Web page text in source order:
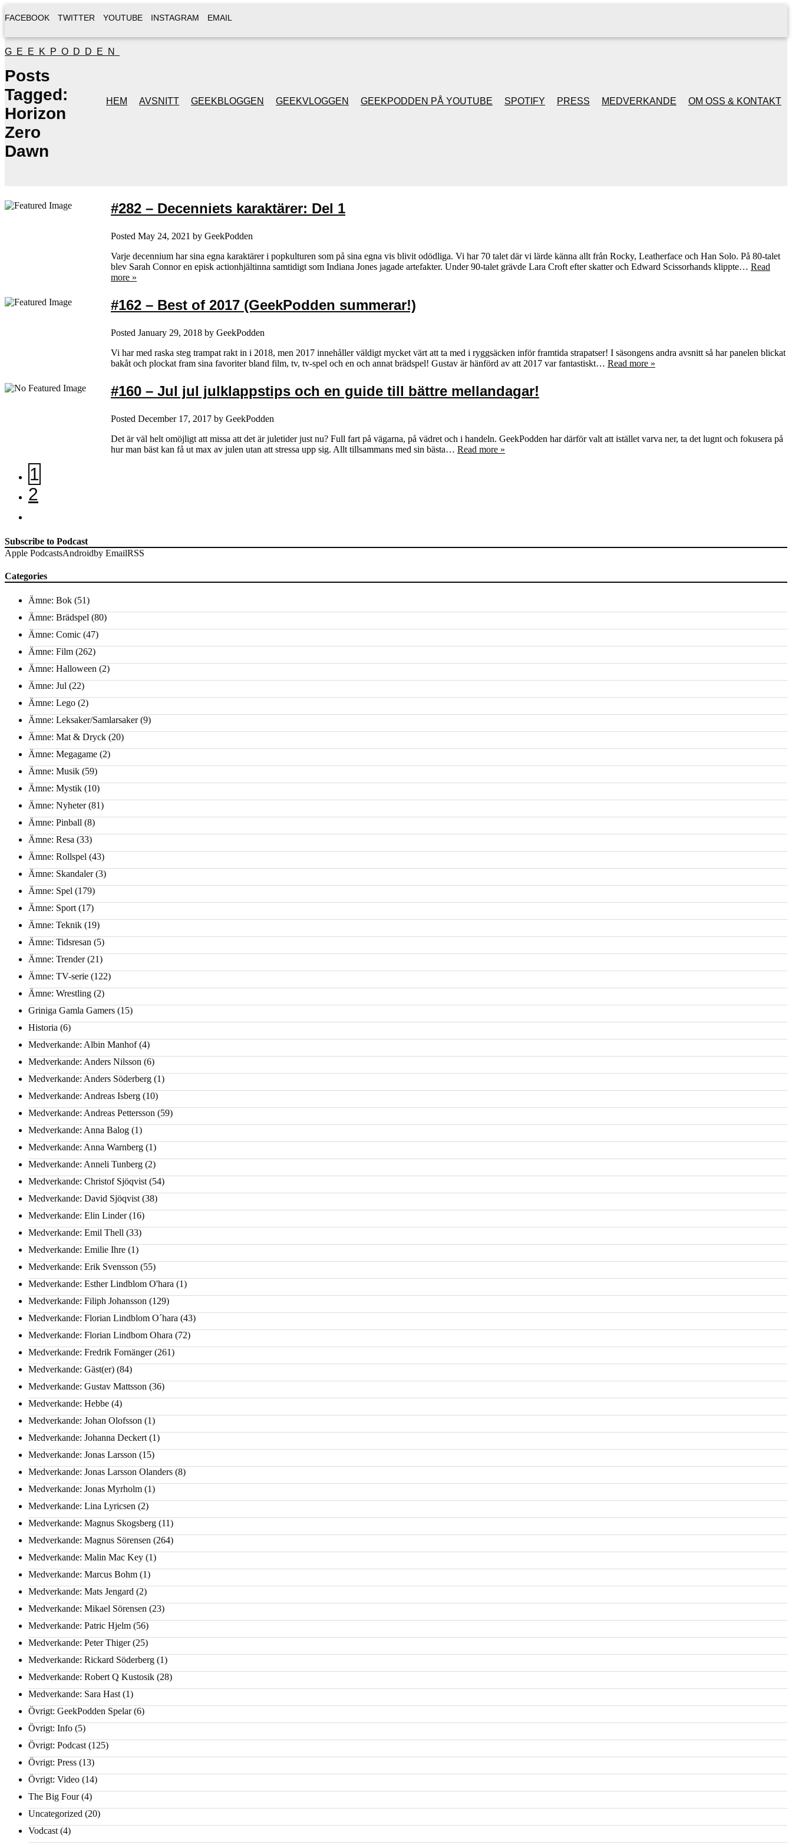
FACEBOOK TWITTER YOUTUBE INSTAGRAM EMAIL
GEEKPODDEN
HEM AVSNITT GEEKBLOGGEN GEEKVLOGGEN GEEKPODDEN PÅ YOUTUBE
JULSPECIALER 2013
SPOTIFY PRESS MEDVERKANDE OM OSS & KONTAKT
Posts
Tagged:
Horizon
Zero
Dawn
#282 – Decenniets karaktärer: Del 1
Posted May 24, 2021 by GeekPodden
Varje decennium har sina egna karaktärer i popkulturen som på sina egna vis blivit odödliga. Vi har 70 talet där vi lärde känna allt från Rocky, Leatherface och Han Solo. På 80-talet
blev Sarah Connor en episk actionhjältinna samtidigt som Indiana Jones jagade artefakter. Under 90-talet grävde Lara Croft efter skatter och Edward Scissorhands klippte… Read
more »
#162 – Best of 2017 (GeekPodden summerar!)
Posted January 29, 2018 by GeekPodden
Vi har med raska steg trampat rakt in i 2018, men 2017 innehåller väldigt mycket värt att ta med i ryggsäcken inför framtida strapatser! I säsongens andra avsnitt så har panelen blickat
bakåt och plockat fram sina favoriter bland film, tv, tv-spel och en och annat brädspel! Gustav är hänförd av att 2017 var fantastiskt… Read more »
#160 – Jul jul julklappstips och en guide till bättre mellandagar!
Posted December 17, 2017 by GeekPodden
Det är väl helt omöjligt att missa att det är juletider just nu? Full fart på vägarna, på vädret och i handeln. GeekPodden har därför valt att istället varva ner, ta det lugnt och fokusera på
hur man bäst kan få ut max av julen utan att stressa upp sig. Allt tillsammans med sin bästa… Read more »
1
2
Subscribe to Podcast
Apple PodcastsAndroidby EmailRSS
Categories
Ämne: Bok (51)
Ämne: Brädspel (80)
Ämne: Comic (47)
Ämne: Film (262)
Ämne: Halloween (2)
Ämne: Jul (22)
Ämne: Lego (2)
Ämne: Leksaker/Samlarsaker(9)
Ämne: Mat & Dryck (20)
Ämne: Megagame (2)
Ämne: Musik (59)
Ämne: Mystik (10)
Ämne: Nyheter(81)
Ämne: Pinball (8)
Ämne: Resa (33)
Ämne: Rollspel (43)
Ämne: Skandaler(3)
Ämne: Spel (179)
Ämne: Sport (17)
Ämne: Teknik (19)
Ämne: Tidsresan (5)
Ämne: Trender(21)
Ämne: TV-serie (122)
Ämne: Wrestling (2)
Griniga Gamla Gamers (15)
Historia (6)
Medverkande: Albin Manhof(4)
Medverkande: Anders Nilsson (6)
Medverkande: Anders Söderberg (1)
Medverkande: Andreas Isberg (10)
Medverkande: Andreas Pettersson (59)
Medverkande: Anna Balog (1)
Medverkande: Anna Warnberg (1)
Medverkande: Anneli Tunberg (2)
Medverkande: Christof Sjöqvist (54)
Medverkande: David Sjöqvist (38)
Medverkande: Elin Linder(16)
Medverkande: Emil Thell (33)
Medverkande: Emilie Ihre (1)
Medverkande: Erik Svensson (55)
Medverkande: Esther Lindblom O'hara (1)
Medverkande: Filiph Johansson (129)
Medverkande: Florian Lindblom O´hara (43)
Medverkande: Florian Lindbom Ohara (72)
Medverkande: Fredrik Fornänger(261)
Medverkande: Gäst(er) (84)
Medverkande: Gustav Mattsson (36)
Medverkande: Hebbe (4)
Medverkande: Johan Olofsson (1)
Medverkande: Johanna Deckert (1)
Medverkande: Jonas Larsson (15)
Medverkande: Jonas Larsson Olanders (8)
Medverkande: Jonas Myrholm (1)
Medverkande: Lina Lyricsen (2)
Medverkande: Magnus Skogsberg (11)
Medverkande: Magnus Sörensen (264)
Medverkande: Malin Mac Key (1)
Medverkande: Marcus Bohm (1)
Medverkande: Mats Jengard (2)
Medverkande: Mikael Sörensen (23)
Medverkande: Patric Hjelm (56)
Medverkande: Peter Thiger(25)
Medverkande: Rickard Söderberg (1)
Medverkande: Robert Q Kustosik (28)
Medverkande: Sara Hast (1)
Övrigt: GeekPodden Spelar(6)
Övrigt: Info (5)
Övrigt: Podcast (125)
Övrigt: Press (13)
Övrigt: Video (14)
The Big Four(4)
Uncategorized (20)
Vodcast (4)